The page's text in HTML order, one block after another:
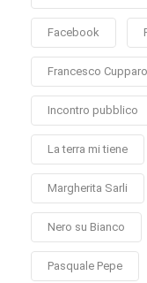
Facebook
Francesco Cupparo
Incontro pubblico
La terra mi tiene
Margherita Sarli
Nero su Bianco
Pasquale Pepe